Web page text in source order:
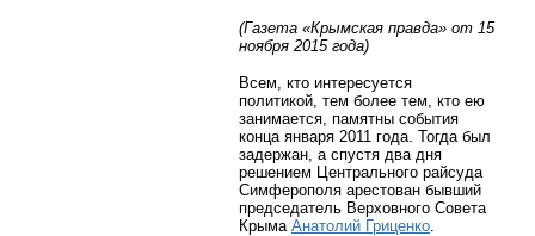
(Газета «Крымская правда» от 15
ноября 2015 года)
Всем, кто интересуется
политикой, тем более тем, кто ею
занимается, памятны события
конца января 2011 года. Тогда был
задержан, а спустя два дня
решением Центрального райсуда
Симферополя арестован бывший
председатель Верховного Совета
Крыма Анатолий Гриценко